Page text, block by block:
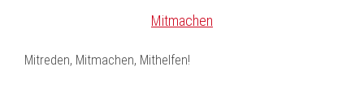
Mitmachen
Mitreden, Mitmachen, Mithelfen!